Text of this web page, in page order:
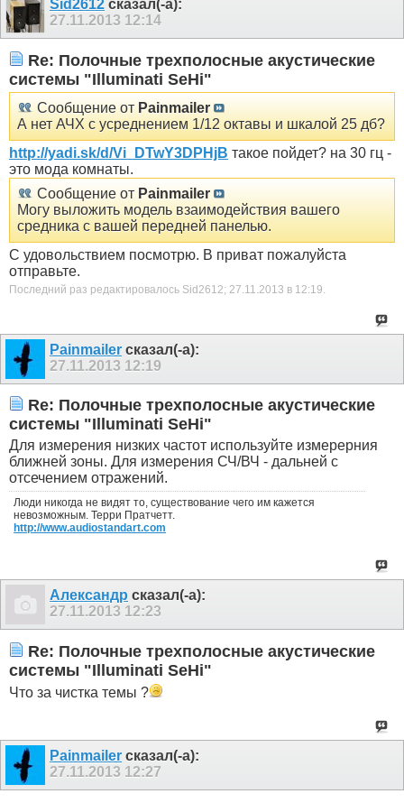
Sid2612 сказал(-а):
27.11.2013 12:14
Re: Полочные трехполосные акустические
системы "Illuminati SeHi"
Сообщение от Painmailer
А нет АЧХ с усреднением 1/12 октавы и шкалой 25 дб?
http://yadi.sk/d/Vi_DTwY3DPHjB такое пойдет? на 30 гц -
это мода комнаты.
Сообщение от Painmailer
Могу выложить модель взаимодействия вашего
средника с вашей передней панелью.
С удовольствием посмотрю. В приват пожалуйста
отправьте.
Последний раз редактировалось Sid2612; 27.11.2013 в 12:19
Painmailer сказал(-а):
27.11.2013 12:19
Re: Полочные трехполосные акустические
системы "Illuminati SeHi"
Для измерения низких частот используйте измерерния
ближней зоны. Для измерения СЧ/ВЧ - дальней с
отсечением отражений.
Люди никогда не видят то, существование чего им кажется
невозможным. Терри Пратчетт.
http://www.audiostandart.com
Александр сказал(-а):
27.11.2013 12:23
Re: Полочные трехполосные акустические
системы "Illuminati SeHi"
Что за чистка темы ?
Painmailer сказал(-а):
27.11.2013 12:27